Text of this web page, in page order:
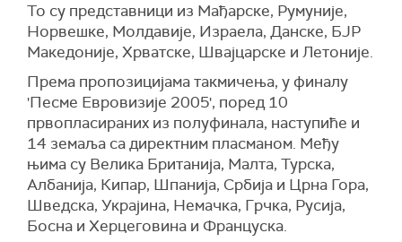
То су представници из Мађарске, Румуније,
Норвешке, Молдавије, Израела, Данске, БЈР
Македоније, Хрватске, Швајцарске и Летоније.
Према пропозицијама такмичења, у финалу
'Песме Евровизије 2005', поред 10
првопласираних из полуфинала, наступиће и
14 земаља са директним пласманом. Међу
њима су Велика Британија, Малта, Турска,
Албанија, Кипар, Шпанија, Србија и Црна Гора,
Шведска, Украјина, Немачка, Грчка, Русија,
Босна и Херцеговина и Француска.